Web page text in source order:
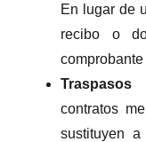
En lugar de
recibo o
contratos
sustituyen